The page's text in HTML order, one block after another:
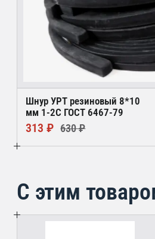
Шнур УРТ резиновый 8*10
мм 1-2С ГОСТ 6467-79
313 ₽ 630 ₽
С этим